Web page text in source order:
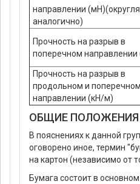
направлении
аналогично)
Прочность на разрыв в
поперечном
Прочность на разрыв в
продольном и поперечном
направлении (кН/м)
ОБЩИЕ ПОЛОЖЕНИЯ
В пояснениях к данной
оговорено иное, термин
на картон (независимо от
Бумага состоит в